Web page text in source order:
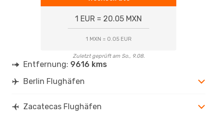
1 EUR = 20.05 MXN
1 MXN = 0.05 EUR
Zuletzt geprüft am So., 9.08.
Entfernung: 9616 kms
Berlin Flughäfen
Zacatecas Flughäfen